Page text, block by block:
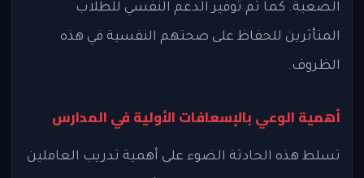
الصعبة. كما تم توفير الدعم النفسي للطلاب
المتأثرين للحفاظ على صحتهم النفسية في هذه
الظروف.
أهمية الوعي بالإسعافات الأولية في المدارس
تسلط هذه الحادثة الضوء على أهمية تدريب العاملين